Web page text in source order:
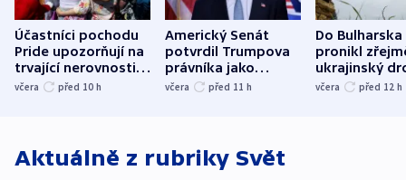
Účastníci pochodu
Pride upozorňují na
trvající nerovnosti i
společenskou
včera před 10 h
Americký Senát
potvrdil Trumpova
právníka jako
ministra
včera před 11 h
Do Bulharska
pronikl
ukrajinský
explodoval
včera před 12 h
Aktuálně z rubriky Svět